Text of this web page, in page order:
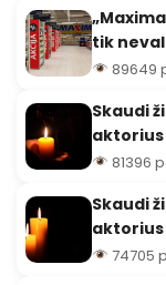
tik
89649
Skaudi
aktorius
81396
Skaudi
aktorius
74705